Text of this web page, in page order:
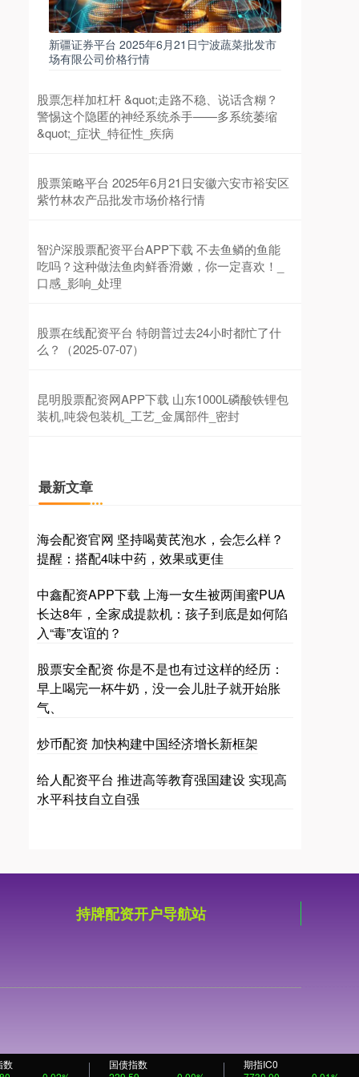
新疆证券平台 2025年6月21日宁波蔬菜批发市
场有限公司价格行情
股票怎样加杠杆 &quot;走路不稳、说话含糊？
警惕这个隐匿的神经系统杀手——多系统萎缩
&quot;_症状_特征性_疾病
股票策略平台 2025年6月21日安徽六安市裕安区
紫竹林农产品批发市场价格行情
智沪深股票配资平台APP下载 不去鱼鳞的鱼能
吃吗？这种做法鱼肉鲜香滑嫩，你一定喜欢！_
口感_影响_处理
股票在线配资平台 特朗普过去24小时都忙了什
么？（2025-07-07）
昆明股票配资网APP下载 山东1000L磷酸铁锂包
装机,吨袋包装机_工艺_金属部件_密封
最新文章
海会配资官网 坚持喝黄芪泡水，会怎么样？
提醒：搭配4味中药，效果或更佳
中鑫配资APP下载 上海一女生被两闺蜜PUA
长达8年，全家成提款机：孩子到底是如何陷
入“毒”友谊的？
股票安全配资 你是不是也有过这样的经历：
早上喝完一杯牛奶，没一会儿肚子就开始胀
气、
炒币配资 加快构建中国经济增长新框架
给人配资平台 推进高等教育强国建设 实现高
水平科技自立自强
数
国债指数
期指IC0
持牌配资开户导航站